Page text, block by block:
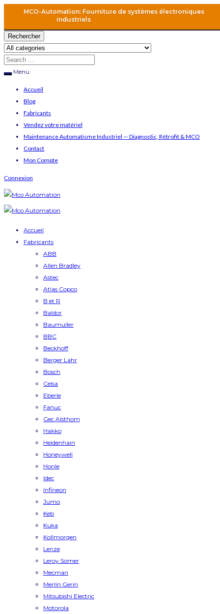
MCO-Automation: Fourniture de systèmes électroniques
industriels
Rechercher
Menu
Accueil
Blog
Fabricants
Vendez votre matériel
Maintenance Automatisme Industriel — Diagnostic, Rétrofit & MCO
Contact
Mon Compte
Connexion
Accueil
Fabricants
ABB
Allen Bradley
Astec
Atlas Copco
B et R
Baldor
Baumuller
BBC
Beckhoff
Berger Lahr
Bosch
Celsa
Eberle
Fanuc
Gec Alsthom
Hakko
Heidenhain
Honeywell
Honle
Idec
Infineon
Jumo
Keb
Kuka
Kollmorgen
Lenze
Leroy Somer
Mecman
Merlin Gerin
Mitsubishi Electric
Motorola